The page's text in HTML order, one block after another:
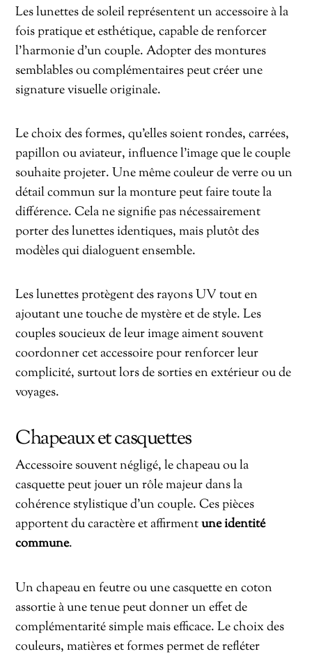
Les lunettes de soleil représentent un accessoire à la
fois pratique et esthétique, capable de renforcer
l’harmonie d’un couple. Adopter des montures
semblables ou complémentaires peut créer une
signature visuelle originale.
Le choix des formes, qu’elles soient rondes, carrées,
papillon ou aviateur, influence l’image que le couple
souhaite projeter. Une même couleur de verre ou un
détail commun sur la monture peut faire toute la
différence. Cela ne signifie pas nécessairement
porter des lunettes identiques, mais plutôt des
modèles qui dialoguent ensemble.
Les lunettes protègent des rayons UV tout en
ajoutant une touche de mystère et de style. Les
couples soucieux de leur image aiment souvent
coordonner cet accessoire pour renforcer leur
complicité, surtout lors de sorties en extérieur ou de
voyages.
Chapeaux et casquettes
Accessoire souvent négligé, le chapeau ou la
casquette peut jouer un rôle majeur dans la
cohérence stylistique d’un couple. Ces pièces
apportent du caractère et affirmentune identité
commune.
Un chapeau en feutre ou une casquette en coton
assortie à une tenue peut donner un effet de
complémentarité simple mais efficace. Le choix des
couleurs, matières et formes permet de refléter